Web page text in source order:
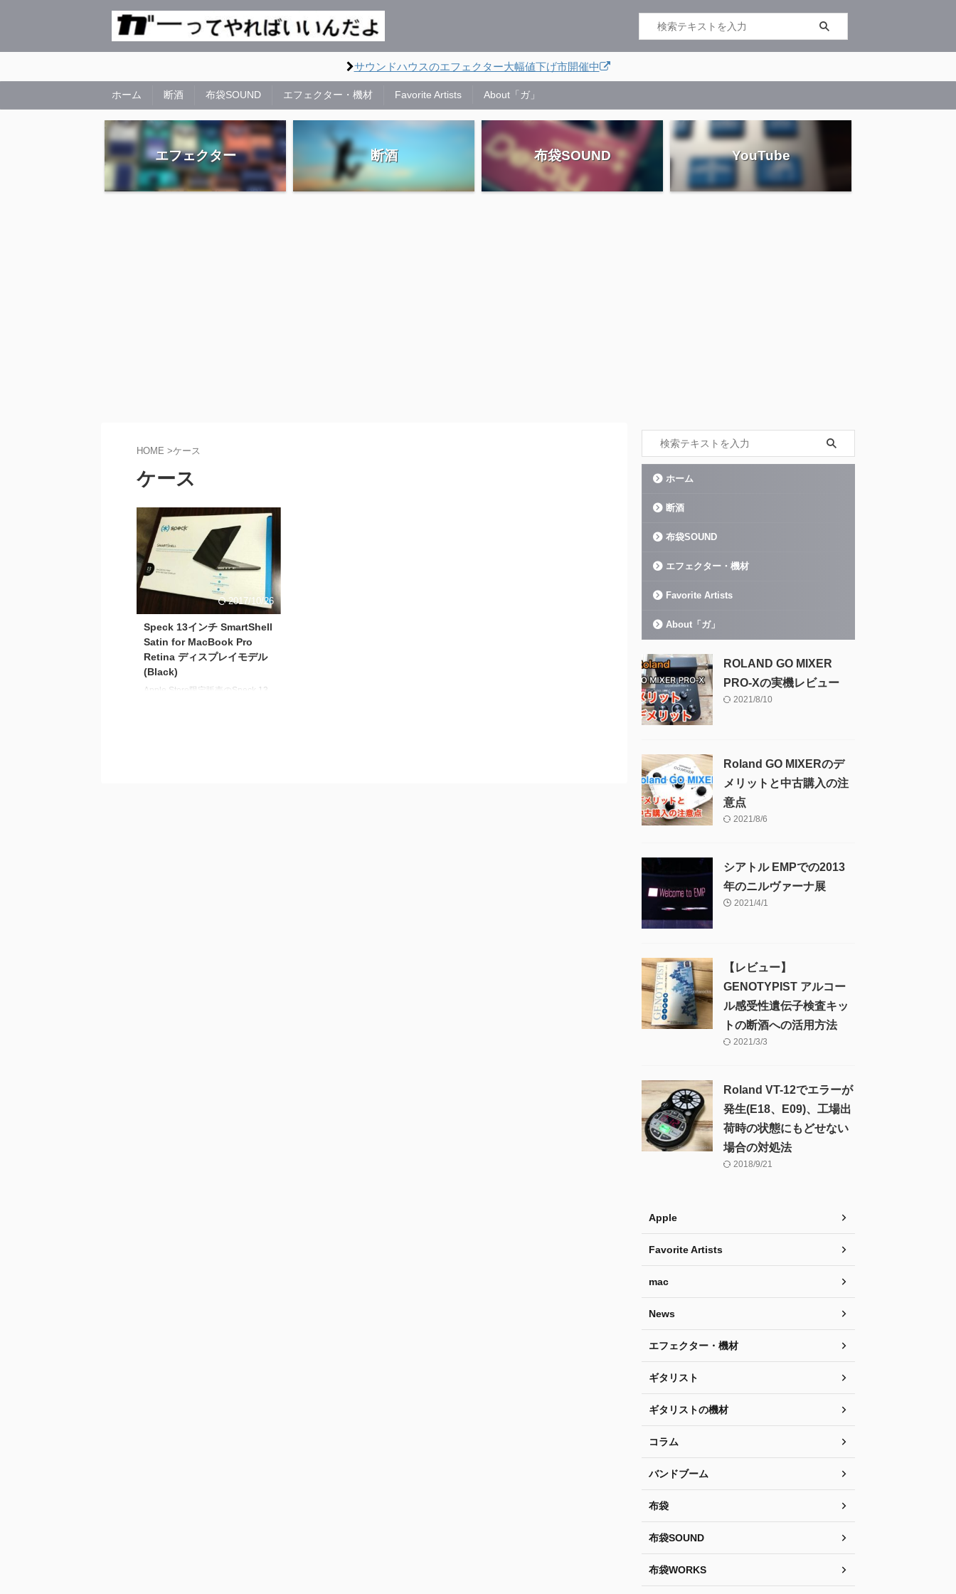
サウンドハウスのエフェクター大幅値下げ市開催中
ホーム 断酒 布袋SOUND エフェクター・機材 Favorite Artists About「ガ」
エフェクター 断酒 布袋SOUND YouTube
HOME >ケース
ケース
2017/10/26
Speck 13インチ SmartShell
Satin for MacBook Pro
Retina ディスプレイモデル
(Black)
Apple Store限定販売のSpeck 13
ホーム
断酒
布袋SOUND
エフェクター・機材
Favorite Artists
About「ガ」
ROLAND GO MIXER
PRO-Xの実機レビュー
2021/8/10
Roland GO MIXERのデ
メリットと中古購入の注
意点
2021/8/6
シアトル EMPでの2013
年のニルヴァーナ展
2021/4/1
【レビュー】
GENOTYPIST アルコー
ル感受性遺伝子検査キッ
トの断酒への活用方法
2021/3/3
Roland VT-12でエラーが
発生(E18、E09)、工場出
荷時の状態にもどせない
場合の対処法
2018/9/21
Apple
Favorite Artists
mac
News
エフェクター・機材
ギタリスト
ギタリストの機材
コラム
バンドブーム
布袋
布袋SOUND
布袋WORKS